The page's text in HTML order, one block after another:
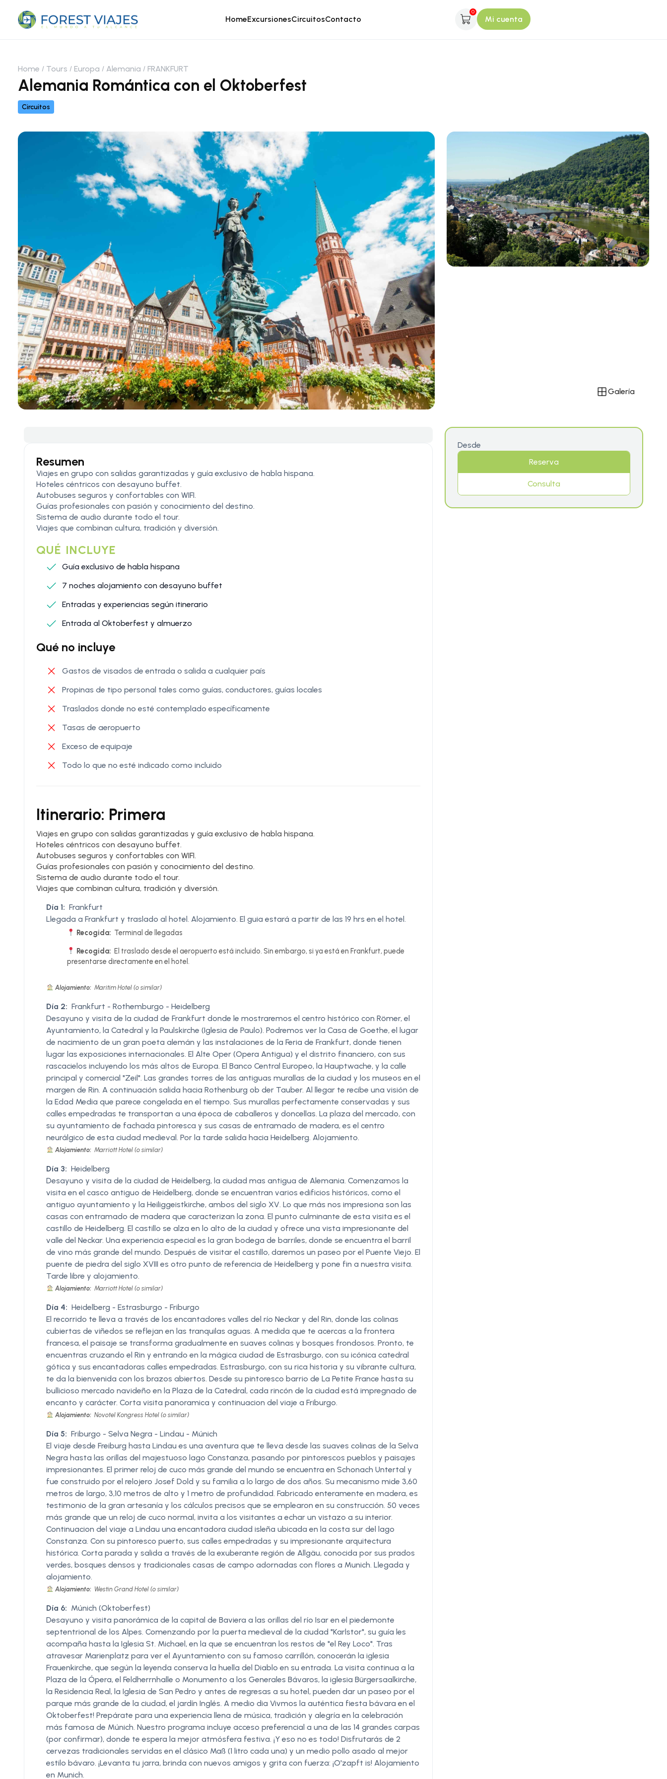
HomeExcursionesCircuitosContacto
0
Mi cuenta
Home Tours Europa Alemania FRANKFURT
Alemania Romántica con el Oktoberfest
Circuitos
Galería
Resumen
Viajes en grupo con salidas garantizadas y guía exclusivo de habla hispana.
Hoteles céntricos con desayuno buffet.
Autobuses seguros y confortables con WIFI.
Guías profesionales con pasión y conocimiento del destino.
Sistema de audio durante todo el tour.
Viajes que combinan cultura, tradición y diversión.
QUÉ INCLUYE
Guía exclusivo de habla hispana
7 noches alojamiento con desayuno buffet
Entradas y experiencias según itinerario
Entrada al Oktoberfest y almuerzo
Qué no incluye
Gastos de visados de entrada o salida a cualquier país
Propinas de tipo personal tales como guías, conductores, guías locales
Traslados donde no esté contemplado específicamente
Tasas de aeropuerto
Exceso de equipaje
Todo lo que no esté indicado como incluido
Itinerario: Primera
Viajes en grupo con salidas garantizadas y guía exclusivo de habla hispana.
Hoteles céntricos con desayuno buffet.
Autobuses seguros y confortables con WIFI.
Guías profesionales con pasión y conocimiento del destino.
Sistema de audio durante todo el tour.
Viajes que combinan cultura, tradición y diversión.
Día 1: Frankfurt
Llegada a Frankfurt y traslado al hotel. Alojamiento. El guia estará a partir de las 19 hrs en el hotel.
Recogida: Terminal de llegadas
Recogida: El traslado desde el aeropuerto está incluido. Sin embargo, si ya está en Frankfurt, puede
presentarse directamente en el hotel.
Alojamiento: Maritim Hotel (o similar)
Día 2: Frankfurt - Rothemburgo - Heidelberg
Desayuno y visita de la ciudad de Frankfurt donde le mostraremos el centro histórico con Römer, el
Ayuntamiento, la Catedral y la Paulskirche (Iglesia de Paulo). Podremos ver la Casa de Goethe, el lugar
de nacimiento de un gran poeta alemán y las instalaciones de la Feria de Frankfurt, donde tienen
lugar las exposiciones internacionales. El Alte Oper (Opera Antigua) y el distrito financiero, con sus
rascacielos incluyendo los más altos de Europa. El Banco Central Europeo, la Hauptwache, y la calle
principal y comercial "Zeil". Las grandes torres de las antiguas murallas de la ciudad y los museos en el
margen de Rin. A continuación salida hacia Rothenburg ob der Tauber. Al llegar te recibe una visión de
la Edad Media que parece congelada en el tiempo. Sus murallas perfectamente conservadas y sus
calles empedradas te transportan a una época de caballeros y doncellas. La plaza del mercado, con
su ayuntamiento de fachada pintoresca y sus casas de entramado de madera, es el centro
neurálgico de esta ciudad medieval. Por la tarde salida hacia Heidelberg. Alojamiento.
Alojamiento: Marriott Hotel (o similar)
Día 3: Heidelberg
Desayuno y visita de la ciudad de Heidelberg, la ciudad mas antigua de Alemania. Comenzamos la
visita en el casco antiguo de Heidelberg, donde se encuentran varios edificios históricos, como el
antiguo ayuntamiento y la Heiliggeistkirche, ambos del siglo XV. Lo que más nos impresiona son las
casas con entramado de madera que caracterizan la zona. El punto culminante de esta visita es el
castillo de Heidelberg. El castillo se alza en lo alto de la ciudad y ofrece una vista impresionante del
valle del Neckar. Una experiencia especial es la gran bodega de barriles, donde se encuentra el barril
de vino más grande del mundo. Después de visitar el castillo, daremos un paseo por el Puente Viejo. El
puente de piedra del siglo XVIII es otro punto de referencia de Heidelberg y pone fin a nuestra visita.
Tarde libre y alojamiento.
Alojamiento: Marriott Hotel (o similar)
Día 4: Heidelberg - Estrasburgo - Friburgo
El recorrido te lleva a través de los encantadores valles del río Neckar y del Rin, donde las colinas
cubiertas de viñedos se reflejan en las tranquilas aguas. A medida que te acercas a la frontera
francesa, el paisaje se transforma gradualmente en suaves colinas y bosques frondosos. Pronto, te
encuentras cruzando el Rin y entrando en la mágica ciudad de Estrasburgo, con su icónica catedral
gótica y sus encantadoras calles empedradas. Estrasburgo, con su rica historia y su vibrante cultura,
te da la bienvenida con los brazos abiertos. Desde su pintoresco barrio de La Petite France hasta su
bullicioso mercado navideño en la Plaza de la Catedral, cada rincón de la ciudad está impregnado de
encanto y carácter. Corta visita panoramica y continuacion del viaje a Friburgo.
Alojamiento: Novotel Kongress Hotel (o similar)
Día 5: Friburgo - Selva Negra - Lindau - Múnich
El viaje desde Freiburg hasta Lindau es una aventura que te lleva desde las suaves colinas de la Selva
Negra hasta las orillas del majestuoso lago Constanza, pasando por pintorescos pueblos y paisajes
impresionantes. El primer reloj de cuco más grande del mundo se encuentra en Schonach Untertal y
fue construido por el relojero Josef Dold y su familia a lo largo de dos años. Su mecanismo mide 3,60
metros de largo, 3,10 metros de alto y 1 metro de profundidad. Fabricado enteramente en madera, es
testimonio de la gran artesanía y los cálculos precisos que se emplearon en su construcción. 50 veces
más grande que un reloj de cuco normal, invita a los visitantes a echar un vistazo a su interior.
Continuacion del viaje a Lindau una encantadora ciudad isleña ubicada en la costa sur del lago
Constanza. Con su pintoresco puerto, sus calles empedradas y su impresionante arquitectura
histórica. Corta parada y salida a través de la exuberante región de Allgäu, conocida por sus prados
verdes, bosques densos y tradicionales casas de campo adornadas con flores a Munich. Llegada y
alojamiento.
Alojamiento: Westin Grand Hotel (o similar)
Día 6: Múnich (Oktoberfest)
Desayuno y visita panorámica de la capital de Baviera a las orillas del río Isar en el piedemonte
septentrional de los Alpes. Comenzando por la puerta medieval de la ciudad "Karlstor", su guía les
acompaña hasta la Iglesia St. Michael, en la que se encuentran los restos de "el Rey Loco". Tras
atravesar Marienplatz para ver el Ayuntamiento con su famoso carrillón, conocerán la iglesia
Frauenkirche, que según la leyenda conserva la huella del Diablo en su entrada. La visita continua a la
Plaza de la Ópera, el Feldherrnhalle o Monumento a los Generales Bávaros, la iglesia Bürgersaalkirche,
la Residencia Real, la Iglesia de San Pedro y antes de regresas a su hotel, pueden dar un paseo por el
parque más grande de la ciudad, el jardín Inglés. A medio dia Vivmos la auténtica fiesta bávara en el
Oktoberfest! Prepárate para una experiencia llena de música, tradición y alegría en la celebración
más famosa de Múnich. Nuestro programa incluye acceso preferencial a una de las 14 grandes carpas
(por confirmar), donde te espera la mejor atmósfera festiva. ¡Y eso no es todo! Disfrutarás de 2
cervezas tradicionales servidas en el clásico Maß (1 litro cada una) y un medio pollo asado al mejor
estilo bávaro. ¡Levanta tu jarra, brinda con nuevos amigos y grita con fuerza: ¡O'zapft is! Alojamiento
en Munich.
Desde
Reserva
Consulta